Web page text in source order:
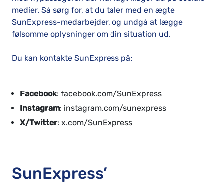
medier. Så sørg for, at du taler med en ægte
SunExpress-medarbejder, og undgå at lægge
følsomme oplysninger om din situation ud.
Du kan kontakte SunExpress på:
Facebook: facebook.com/SunExpress
Instagram: instagram.com/sunexpress
X/Twitter: x.com/SunExpress
SunExpress’